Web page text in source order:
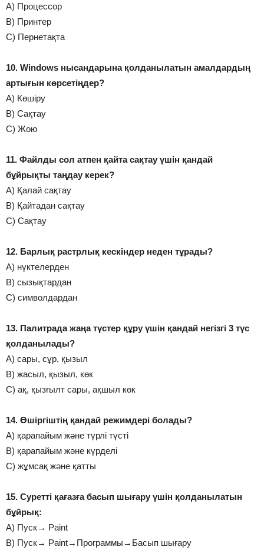
А) Процессор
В) Принтер
С) Пернетақта
10. Windows нысандарына қолданылатын амалдардың
артығын көрсетіңдер?
А) Көшіру
В) Сақтау
С) Жою
11. Файлды сол атпен қайта сақтау үшін қандай
бұйрықты таңдау керек?
А) Қалай сақтау
В) Қайтадан сақтау
С) Сақтау
12. Барлық растрлық кескіндер неден тұрады?
А) нүктелерден
В) сызықтардан
С) символдардан
13. Палитрада жаңа түстер құру үшін қандай негізгі 3 түс
қолданылады?
А) сары, сұр, қызыл
В) жасыл, қызыл, көк
С) ақ, қызғылт сары, ақшыл көк
14. Өшіргіштің қандай режимдері болады?
А) қарапайым және түрлі түсті
В) қарапайым және күрделі
С) жұмсақ және қатты
15. Суретті қағазға басып шығару үшін қолданылатын
бұйрық:
А) Пуск→ Paint
В) Пуск→ Paint→Программы→Басып шығару